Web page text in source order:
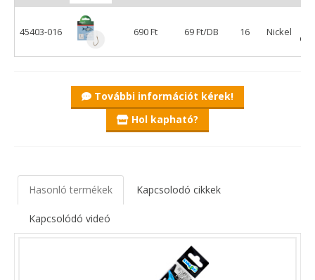
45403-016 690 Ft 69 Ft/DB 16 Nickel
További információt kérek!
Hol kapható?
Hasonló termékek Kapcsolodó cikkek
Kapcsolódó videó